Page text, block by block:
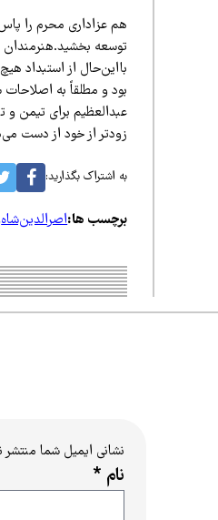
هم عزاداری محرم را
توسعه بخشید.هنرمندان
بااین‌حال از استبداد
عبدالعظیم برای تیمن و
زودتر از خود از دست
به اشتراک بگذارید:
برچسب ها:اصرالدین‌شاه
نشانی ایمیل شما
نام *